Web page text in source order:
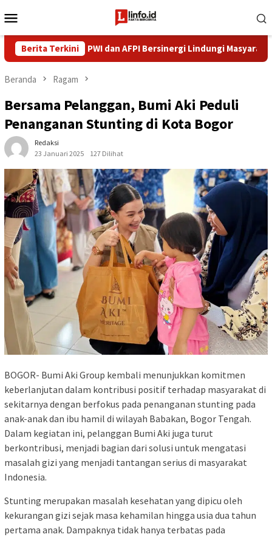
ke
Mobile
Berita Terkini
Pindar, PWI dan AFPI Bersinergi Lindungi Masyarakat dari
Beranda Ragam
Bersama Pelanggan, Bumi Aki Peduli
Penanganan Stunting di Kota Bogor
Redaksi
23 Januari 2025
127 Dilihat
BOGOR- Bumi Aki Group kembali menunjukkan komitmen
keberlanjutan dalam kontribusi positif terhadap masyarakat di
sekitarnya dengan berfokus pada penanganan stunting pada
anak-anak dan ibu hamil di wilayah Babakan, Bogor Tengah.
Dalam kegiatan ini, pelanggan Bumi Aki juga turut
berkontribusi, menjadi bagian dari solusi untuk mengatasi
masalah gizi yang menjadi tantangan serius di masyarakat
Indonesia.
Stunting merupakan masalah kesehatan yang dipicu oleh
kekurangan gizi sejak masa kehamilan hingga usia dua tahun
pertama anak. Dampaknya tidak hanya terbatas pada